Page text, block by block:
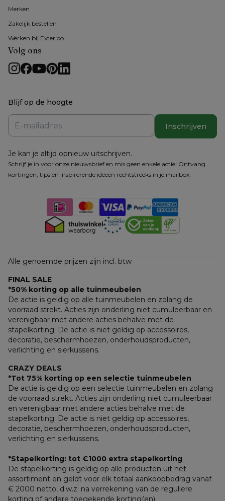
Merken
Zakelijk bestellen
Werken bij Exterioo
Volg ons
Blijf op de hoogte
Inschrijven
Je kan je altijd opnieuw uitschrijven.
Schrijf je in voor onze nieuwsbrief en mis geen enkele actie! Ontvang
kortingen, tips en inspirerende ideeën rechtstreeks in je mailbox.
Alle genoemde prijzen zijn incl. btw
FINAL SALE
*50% korting op alle tuinmeubelen
De actie is geldig op alle tuinmeubelen en zolang de
voorraad strekt. Acties zijn onderling niet cumuleerbaar en
verenigbaar met andere acties behalve met de
stapelkorting. De actie is niet geldig op accessoires,
decoratie, beschermhoezen, onderhoudsproducten,
verlichting en sierkussens.
CRAZY DEALS
*Tot 75% korting op een selectie tuinmeubelen
De actie is geldig op een selectie tuinmeubelen en zolang
de voorraad strekt. Acties zijn onderling niet cumuleerbaar
en verenigbaar met andere acties behalve met de
stapelkorting. De actie is niet geldig op accessoires,
decoratie, beschermhoezen, onderhoudsproducten,
verlichting en sierkussens.
*Stapelkorting: tot €1000 extra stapelkorting
De stapelkorting is geldig op alle producten uit het
assortiment en geldt voor elk totaal aankoopbedrag vanaf
€ 2000 netto, d.w.z. na verrekening van de reguliere
korting of andere toegekende korting(en).